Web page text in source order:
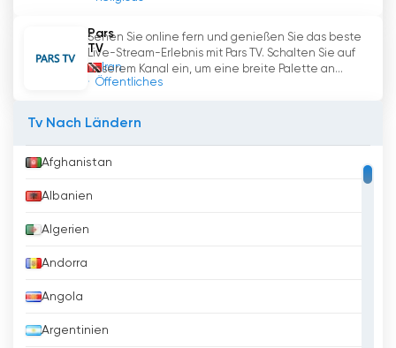
Pars
TV
Iran
Öffentliches
Sehen Sie online fern und genießen Sie das beste
Live-Stream-Erlebnis mit Pars TV. Schalten Sie auf
unserem Kanal ein, um eine breite Palette an...
Tv Nach Ländern
Afghanistan
Albanien
Algerien
Andorra
Angola
Argentinien